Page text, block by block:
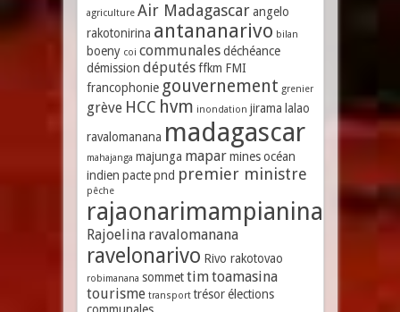
agriculture Air Madagascar angelo
rakotonirina antananarivo bilan
boeny coi communales déchéance
démission députés ffkm FMI
francophonie gouvernement grenier
grève HCC hvm inondation jirama lalao
ravalomanana madagascar
mahajanga majunga mapar mines océan
indien pacte pnd premier ministre
pêche
rajaonarimampianina
Rajoelina ravalomanana
ravelonarivo Rivo rakotovao
robimanana sommet timtoamasina
tourisme transport trésor élections